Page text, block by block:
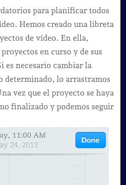
para planificar todos
Hemos creado una libreta
de vídeo. En ella,
en curso y de sus
es necesario cambiar la
determinado, lo arrastramos
vez que el proyecto se haya
finalizado y podemos seguir